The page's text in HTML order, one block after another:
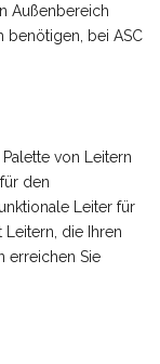
Außenbereich
benötigen, bei ASC
von Leitern
den
Leiter für
Leitern, die Ihren
erreichen Sie